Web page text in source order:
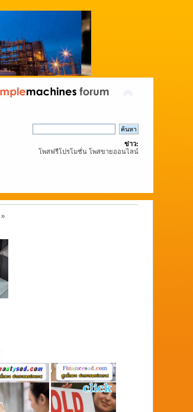
ข่าว:
โพสฟรีโปรโมชั่น โพสขายออนไลน์
»